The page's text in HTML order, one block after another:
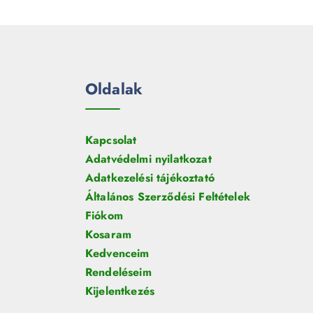
Oldalak
Kapcsolat
Adatvédelmi nyilatkozat
Adatkezelési tájékoztató
Általános Szerződési Feltételek
Fiókom
Kosaram
Kedvenceim
Rendeléseim
Kijelentkezés